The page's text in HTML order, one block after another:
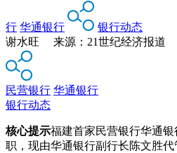
行 华通银行
银行动态
谢水旺 来源：21世纪经济报道
民营银行 华通银行
银行动态
核心提示福建首家民营银行华通
职，现由华通银行副行长陈文胜